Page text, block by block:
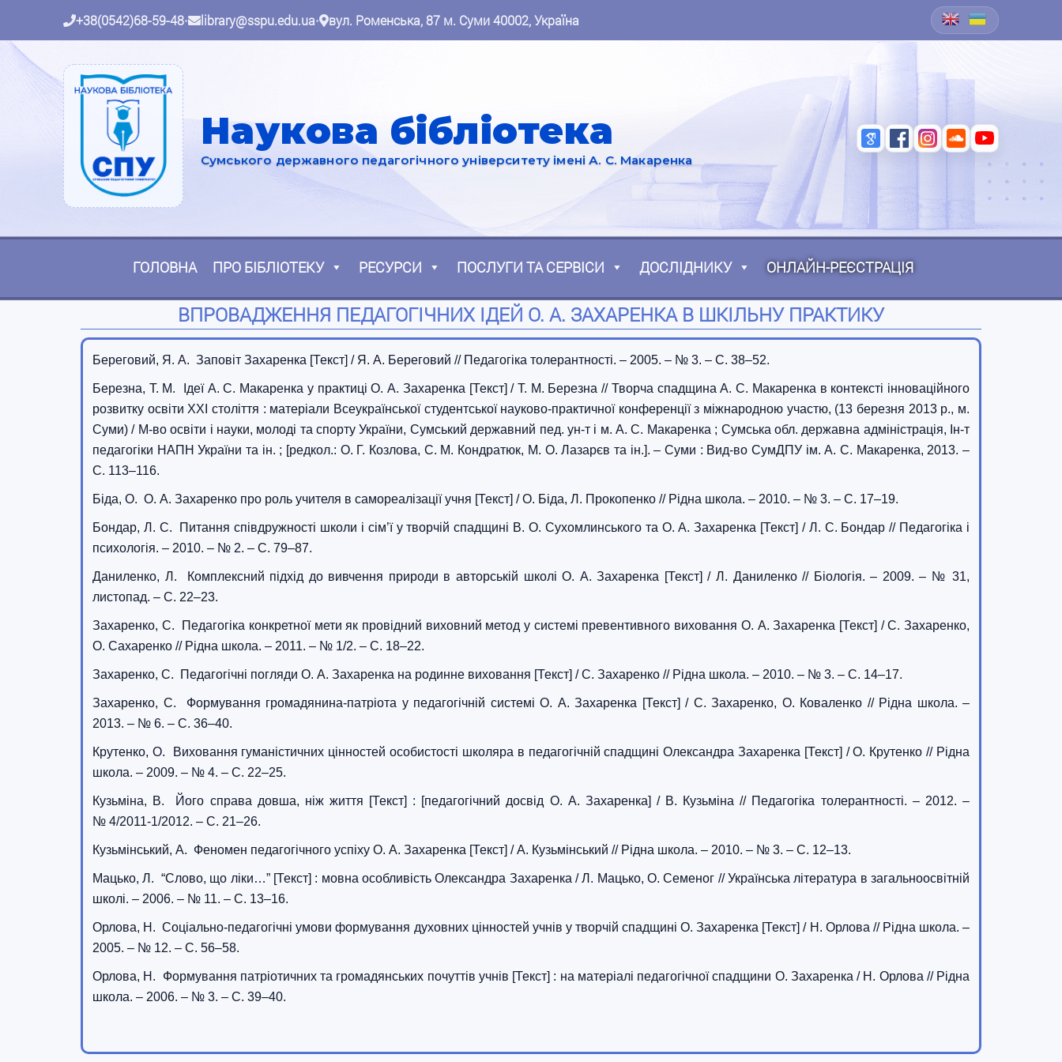
+38(0542)68-59-48• library@sspu.edu.ua• вул. Роменська, 87 м. Суми 40002, Україна
Наукова бібліотека
Сумського державного педагогічного університету імені А. С. Макаренка
ГОЛОВНА ПРО БІБЛІОТЕКУ РЕСУРСИ ПОСЛУГИ ТА СЕРВІСИ ДОСЛІДНИКУ ОНЛАЙН-РЕЄСТРАЦІЯ
ВПРОВАДЖЕННЯ ПЕДАГОГІЧНИХ ІДЕЙ О. А. ЗАХАРЕНКА В ШКІЛЬНУ ПРАКТИКУ
Береговий, Я. А. Заповіт Захаренка [Текст] / Я. А. Береговий // Педагогіка толерантності. – 2005. – № 3. – С. 38–52.
Березна, Т. М. Ідеї А. С. Макаренка у практиці О. А. Захаренка [Текст] / Т. М. Березна // Творча спадщина А. С. Макаренка в контексті інноваційного
розвитку освіти XXI століття : матеріали Всеукраїнської студентської науково-практичної конференції з міжнародною участю, (13 березня 2013 р., м.
Суми) / М-во освіти і науки, молоді та спорту України, Сумський державний пед. ун-т і м. А. С. Макаренка ; Сумська обл. державна адміністрація, Ін-т
педагогіки НАПН України та ін. ; [редкол.: О. Г. Козлова, С. М. Кондратюк, М. О. Лазарєв та ін.]. – Суми : Вид-во СумДПУ ім. А. С. Макаренка, 2013. –
С. 113–116.
Біда, О. О. А. Захаренко про роль учителя в самореалізації учня [Текст] / О. Біда, Л. Прокопенко // Рідна школа. – 2010. – № 3. – С. 17–19.
Бондар, Л. С. Питання співдружності школи і сім’ї у творчій спадщині В. О. Сухомлинського та О. А. Захаренка [Текст] / Л. С. Бондар // Педагогіка і
психологія. – 2010. – № 2. – С. 79–87.
Даниленко, Л. Комплексний підхід до вивчення природи в авторській школі О. А. Захаренка [Текст] / Л. Даниленко // Біологія. – 2009. – № 31,
листопад. – С. 22–23.
Захаренко, С. Педагогіка конкретної мети як провідний виховний метод у системі превентивного виховання О. А. Захаренка [Текст] / С. Захаренко,
О. Сахаренко // Рідна школа. – 2011. – № 1/2. – С. 18–22.
Захаренко, С. Педагогічні погляди О. А. Захаренка на родинне виховання [Текст] / С. Захаренко // Рідна школа. – 2010. – № 3. – С. 14–17.
Захаренко, С. Формування громадянина-патріота у педагогічній системі О. А. Захаренка [Текст] / С. Захаренко, О. Коваленко // Рідна школа. –
2013. – № 6. – С. 36–40.
Крутенко, О. Виховання гуманістичних цінностей особистості школяра в педагогічній спадщині Олександра Захаренка [Текст] / О. Крутенко // Рідна
школа. – 2009. – № 4. – С. 22–25.
Кузьміна, В. Його справа довша, ніж життя [Текст] : [педагогічний досвід О. А. Захаренка] / В. Кузьміна // Педагогіка толерантності. – 2012. –
№ 4/2011-1/2012. – С. 21–26.
Кузьмінський, А. Феномен педагогічного успіху О. А. Захаренка [Текст] / А. Кузьмінський // Рідна школа. – 2010. – № 3. – С. 12–13.
Мацько, Л. “Слово, що ліки…” [Текст] : мовна особливість Олександра Захаренка / Л. Мацько, О. Семеног // Українська література в загальноосвітній
школі. – 2006. – № 11. – С. 13–16.
Орлова, Н. Соціально-педагогічні умови формування духовних цінностей учнів у творчій спадщині О. Захаренка [Текст] / Н. Орлова // Рідна школа. –
2005. – № 12. – С. 56–58.
Орлова, Н. Формування патріотичних та громадянських почуттів учнів [Текст] : на матеріалі педагогічної спадщини О. Захаренка / Н. Орлова // Рідна
школа. – 2006. – № 3. – С. 39–40.